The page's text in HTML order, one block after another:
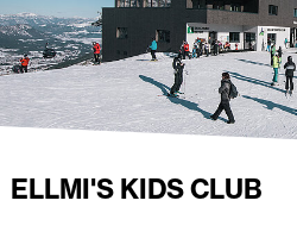
ELLMI'S KIDS CLUB